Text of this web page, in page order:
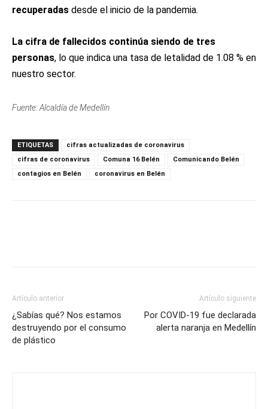
recuperadas desde el inicio de la pandemia.
La cifra de fallecidos continúa siendo de tres
personas, lo que indica una tasa de letalidad de 1.08 % en
nuestro sector.
Fuente: Alcaldía de Medellín
ETIQUETAS
cifras actualizadas de coronavirus
cifras de coronavirus
Comuna 16 Belén
Comunicando Belén
contagios en Belén
coronavirus en Belén
Artículo anterior
¿Sabías qué? Nos estamos
destruyendo por el consumo
de plástico
Artículo siguiente
Por COVID-19 fue declarada
alerta naranja en Medellín